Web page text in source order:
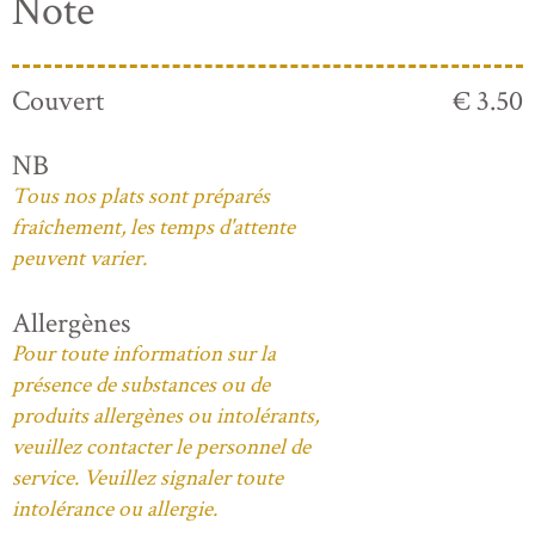
Note
Couvert
€ 3.50
NB
Tous nos plats sont préparés
fraîchement, les temps d'attente
peuvent varier.
Allergènes
Pour toute information sur la
présence de substances ou de
produits allergènes ou intolérants,
veuillez contacter le personnel de
service. Veuillez signaler toute
intolérance ou allergie.